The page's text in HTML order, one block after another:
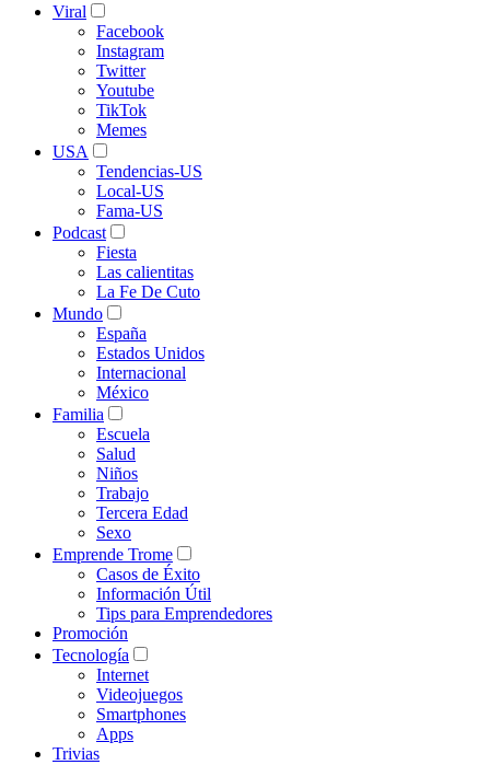
Viral
Facebook
Instagram
Twitter
Youtube
TikTok
Memes
USA
Tendencias-US
Local-US
Fama-US
Podcast
Fiesta
Las calientitas
La Fe De Cuto
Mundo
España
Estados Unidos
Internacional
México
Familia
Escuela
Salud
Niños
Trabajo
Tercera Edad
Sexo
Emprende Trome
Casos de Éxito
Información Útil
Tips para Emprendedores
Promoción
Tecnología
Internet
Videojuegos
Smartphones
Apps
Trivias